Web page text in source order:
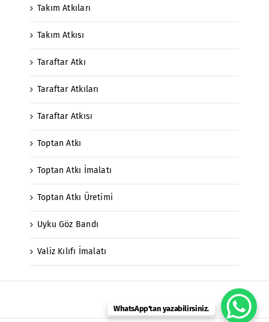
Takım Atkıları
Takım Atkısı
Taraftar Atkı
Taraftar Atkıları
Taraftar Atkısı
Toptan Atkı
Toptan Atkı İmalatı
Toptan Atkı Üretimi
Uyku Göz Bandı
Valiz Kılıfı İmalatı
WhatsApp'tan yazabilirsiniz.